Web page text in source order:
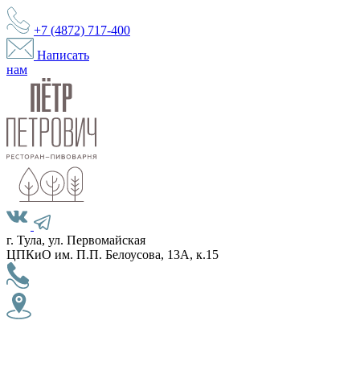
+7 (4872) 717-400
Написать
нам
г. Тула, ул. Первомайская
ЦПКиО им. П.П. Белоусова, 13А, к.15